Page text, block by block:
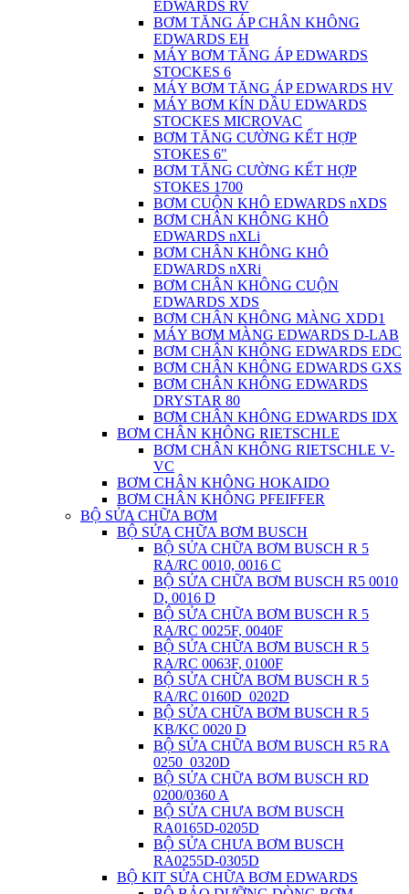
EDWARDS RV
BƠM TĂNG ÁP CHÂN KHÔNG
EDWARDS EH
MÁY BƠM TĂNG ÁP EDWARDS
STOCKES 6
MÁY BƠM TĂNG ÁP EDWARDS HV
MÁY BƠM KÍN DẦU EDWARDS
STOCKES MICROVAC
BƠM TĂNG CƯỜNG KẾT HỢP
STOKES 6"
BƠM TĂNG CƯỜNG KẾT HỢP
STOKES 1700
BƠM CUỘN KHÔ EDWARDS nXDS
BƠM CHÂN KHÔNG KHÔ
EDWARDS nXLi
BƠM CHÂN KHÔNG KHÔ
EDWARDS nXRi
BƠM CHÂN KHÔNG CUỘN
EDWARDS XDS
BƠM CHÂN KHÔNG MÀNG XDD1
MÁY BƠM MÀNG EDWARDS D-LAB
BƠM CHÂN KHÔNG EDWARDS EDC
BƠM CHÂN KHÔNG EDWARDS GXS
BƠM CHÂN KHÔNG EDWARDS
DRYSTAR 80
BƠM CHÂN KHÔNG EDWARDS IDX
BƠM CHÂN KHÔNG RIETSCHLE
BƠM CHÂN KHÔNG RIETSCHLE V-
VC
BƠM CHÂN KHÔNG HOKAIDO
BƠM CHÂN KHÔNG PFEIFFER
BỘ SỬA CHỮA BƠM
BỘ SỬA CHỮA BƠM BUSCH
BỘ SỬA CHỮA BƠM BUSCH R 5
RA/RC 0010, 0016 C
BỘ SỬA CHỮA BƠM BUSCH R5 0010
D, 0016 D
BỘ SỬA CHỮA BƠM BUSCH R 5
RA/RC 0025F, 0040F
BỘ SỬA CHỮA BƠM BUSCH R 5
RA/RC 0063F, 0100F
BỘ SỬA CHỮA BƠM BUSCH R 5
RA/RC 0160D_0202D
BỘ SỬA CHỮA BƠM BUSCH R 5
KB/KC 0020 D
BỘ SỬA CHỮA BƠM BUSCH R5 RA
0250_0320D
BỘ SỬA CHỮA BƠM BUSCH RD
0200/0360 A
BỘ SỬA CHƯA BƠM BUSCH
RA0165D-0205D
BỘ SỬA CHƯA BƠM BUSCH
RA0255D-0305D
BỘ KIT SỬA CHỮA BƠM EDWARDS